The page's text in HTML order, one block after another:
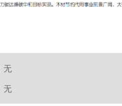
无
无